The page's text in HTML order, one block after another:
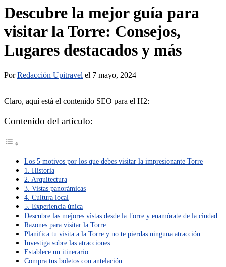
Descubre la mejor guía para
visitar la Torre: Consejos,
Lugares destacados y más
PorRedacción Upitravel el 7 mayo, 2024
Claro, aquí está el contenido SEO para el H2:
Contenido del artículo:
Los 5 motivos por los que debes visitar la impresionante Torre
1. Historia
2. Arquitectura
3. Vistas panorámicas
4. Cultura local
5. Experiencia única
Descubre las mejores vistas desde la Torre y enamórate de la ciudad
Razones para visitar la Torre
Planifica tu visita a la Torre y no te pierdas ninguna atracción
Investiga sobre las atracciones
Establece un itinerario
Compra tus boletos con antelación